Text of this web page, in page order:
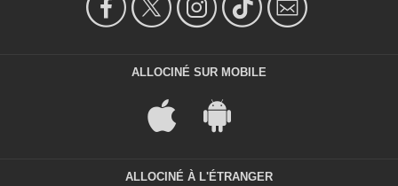
ALLOCINÉ SUR MOBILE
ALLOCINÉ À L'ÉTRANGER